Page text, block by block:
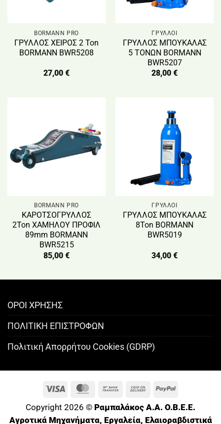
BORMANN PRO
ΓΡΥΛΛΟΣ ΧΕΙΡΟΣ 2 Ton
BORMANN BWR5208
27,00 €
ΓΡΥΛΛΟΙ
ΓΡΥΛΛΟΣ ΜΠΟΥΚΑΛΑΣ
5 ΤΟΝΩΝ BORMANN
BWR5207
28,00 €
BORMANN PRO
ΚΑΡΟΤΣΟΓΡΥΛΛΟΣ
2Ton ΧΑΜΗΛΟΥ ΠΡΟΦΙΛ
89mm BORMANN
BWR5215
85,00 €
ΓΡΥΛΛΟΙ
ΓΡΥΛΛΟΣ ΜΠΟΥΚΑΛΑΣ
8Ton BORMANN
BWR5019
34,00 €
ΟΡΟΙ ΧΡΗΣΗΣ
ΠΟΛΙΤΙΚΗ ΕΠΙΣΤΡΟΦΩΝ
Πολιτική Απορρήτου Cookies (GDRP)
Visa MasterCard
Bank
Cash
PayPal
Copyright 2026 © Ραμπαλάκος A.A. O.B.E.E.
Αγροτικά Μηχανήματα, Εργαλεία, Ελαιοραβδιστικά